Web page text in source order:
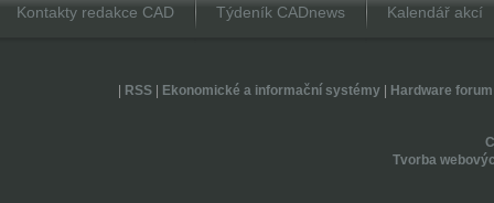
Kontakty redakce CAD Týdeník CADnews Kalendář akcí
RSS| Ekonomické a informační systémy| Hardware forum
Tvorba